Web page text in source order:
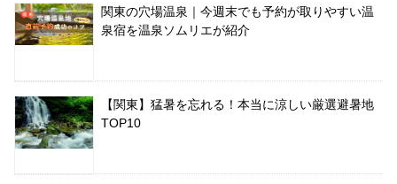
関東の穴場温泉｜今週末でも予約が取りやすい温
泉宿を温泉ソムリエが紹介
【関東】猛暑を忘れる！本当に涼しい厳選避暑地
TOP10